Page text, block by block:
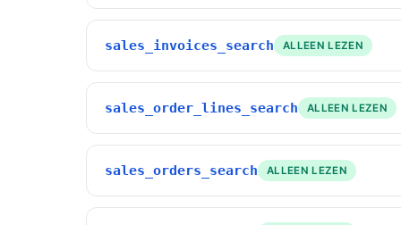
sales_invoices_search ALLEEN LEZEN
sales_order_lines_search ALLEEN LEZEN
sales_orders_search ALLEEN LEZEN